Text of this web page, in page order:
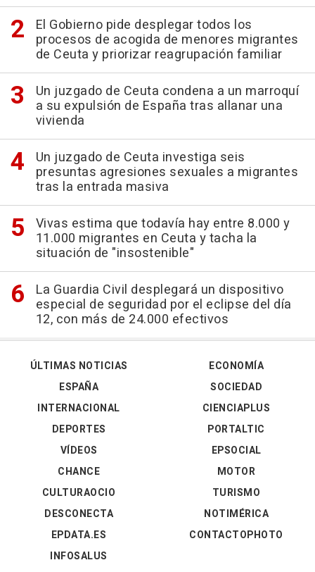
El Gobierno pide desplegar todos los
procesos de acogida de menores migrantes
de Ceuta y priorizar reagrupación familiar
Un juzgado de Ceuta condena a un marroquí
a su expulsión de España tras allanar una
vivienda
Un juzgado de Ceuta investiga seis
presuntas agresiones sexuales a migrantes
tras la entrada masiva
Vivas estima que todavía hay entre 8.000 y
11.000 migrantes en Ceuta y tacha la
situación de "insostenible"
La Guardia Civil desplegará un dispositivo
especial de seguridad por el eclipse del día
12, con más de 24.000 efectivos
ÚLTIMAS NOTICIAS
ESPAÑA
INTERNACIONAL
DEPORTES
VÍDEOS
ECONOMÍA
SOCIEDAD
CIENCIAPLUS
PORTALTIC
EPSOCIAL
CHANCE
CULTURAOCIO
DESCONECTA
EPDATA.ES
INFOSALUS
MOTOR
TURISMO
NOTIMÉRICA
CONTACTOPHOTO